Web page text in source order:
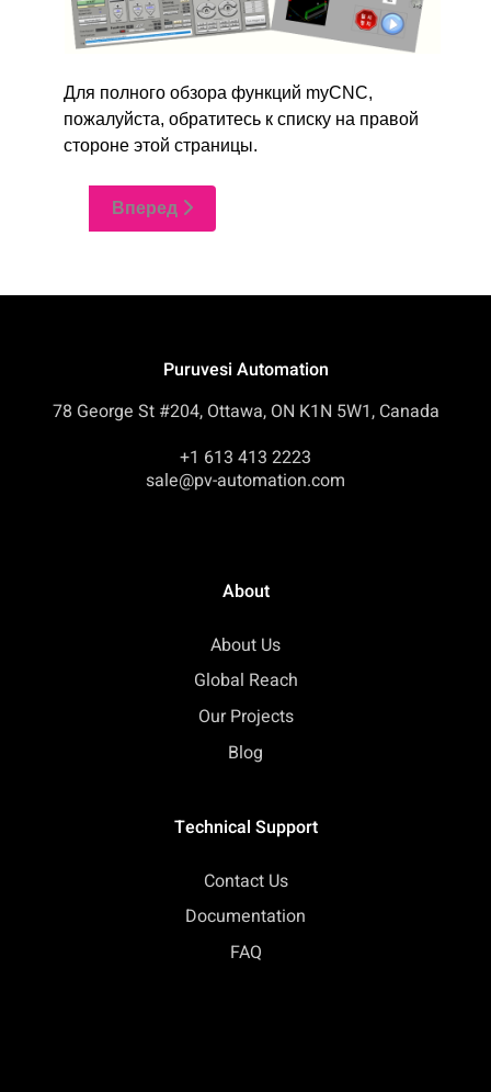
Для полного обзора функций myCNC,
пожалуйста, обратитесь к списку на правой
стороне этой страницы.
Вперед
Puruvesi Automation
78 George St #204, Ottawa, ON K1N 5W1, Canada
+1 613 413 2223
sale@pv-automation.com
About
About Us
Global Reach
Our Projects
Blog
Technical Support
Contact Us
Documentation
FAQ